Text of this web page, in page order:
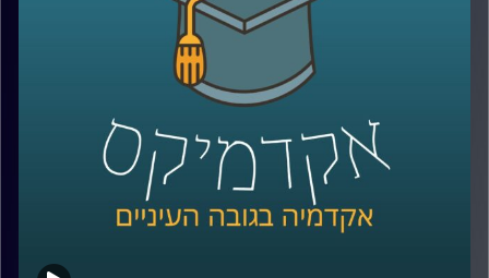
לשיחה על האחד באפריל ושקרים יומיומיים –
קרדיט תמונות:
AudioVersity